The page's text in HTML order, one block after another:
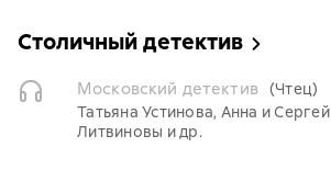
Столичный детектив
Московский детектив (Чтец)
Татьяна Устинова, Анна и Сергей
Литвиновы и др.